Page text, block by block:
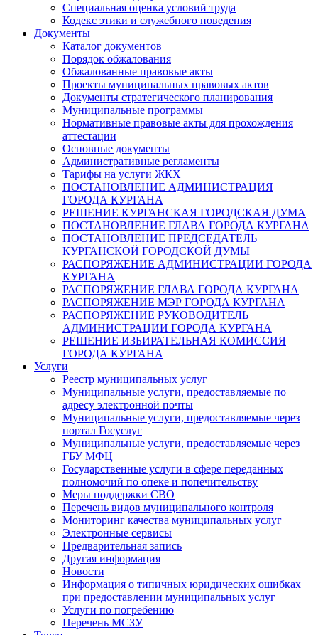
Специальная оценка условий труда
Кодекс этики и служебного поведения
Документы
Каталог документов
Порядок обжалования
Обжалованные правовые акты
Проекты муниципальных правовых актов
Документы стратегического планирования
Муниципальные программы
Нормативные правовые акты для прохождения
аттестации
Основные документы
Административные регламенты
Тарифы на услуги ЖКХ
ПОСТАНОВЛЕНИЕ АДМИНИСТРАЦИЯ
ГОРОДА КУРГАНА
РЕШЕНИЕ КУРГАНСКАЯ ГОРОДСКАЯ ДУМА
ПОСТАНОВЛЕНИЕ ГЛАВА ГОРОДА КУРГАНА
ПОСТАНОВЛЕНИЕ ПРЕДСЕДАТЕЛЬ
КУРГАНСКОЙ ГОРОДСКОЙ ДУМЫ
РАСПОРЯЖЕНИЕ АДМИНИСТРАЦИИ ГОРОДА
КУРГАНА
РАСПОРЯЖЕНИЕ ГЛАВА ГОРОДА КУРГАНА
РАСПОРЯЖЕНИЕ МЭР ГОРОДА КУРГАНА
РАСПОРЯЖЕНИЕ РУКОВОДИТЕЛЬ
АДМИНИСТРАЦИИ ГОРОДА КУРГАНА
РЕШЕНИЕ ИЗБИРАТЕЛЬНАЯ КОМИССИЯ
ГОРОДА КУРГАНА
Услуги
Реестр муниципальных услуг
Муниципальные услуги, предоставляемые по
адресу электронной почты
Муниципальные услуги, предоставляемые через
портал Госуслуг
Муниципальные услуги, предоставляемые через
ГБУ МФЦ
Государственные услуги в сфере переданных
полномочий по опеке и попечительству
Меры поддержки СВО
Перечень видов муниципального контроля
Мониторинг качества муниципальных услуг
Электронные сервисы
Предварительная запись
Другая информация
Новости
Информация о типичных юридических ошибках
при предоставлении муниципальных услуг
Услуги по погребению
Перечень МСЗУ